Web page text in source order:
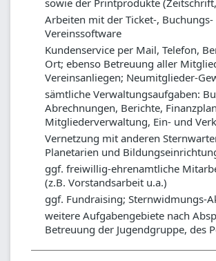
sowie der Printprodukte
Arbeiten mit der Ticket-, Buchungs-
Vereinssoftware
Kundenservice per Mail, Telefon,
Ort; ebenso Betreuung aller
Vereinsanliegen; Neumitglieder-
sämtliche Verwaltungsaufgaben:
Abrechnungen, Berichte,
Mitgliederverwaltung, Ein- und
Vernetzung mit anderen
Planetarien und
ggf. freiwillig-ehrenamtliche
(z.B. Vorstandsarbeit u.a.)
ggf. Fundraising; Sternwidmungs-
weitere Aufgabengebiete nach
Betreuung der Jugendgruppe, des